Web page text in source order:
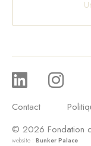
Contact
© 2026 Fondation
website : Bunker Palace